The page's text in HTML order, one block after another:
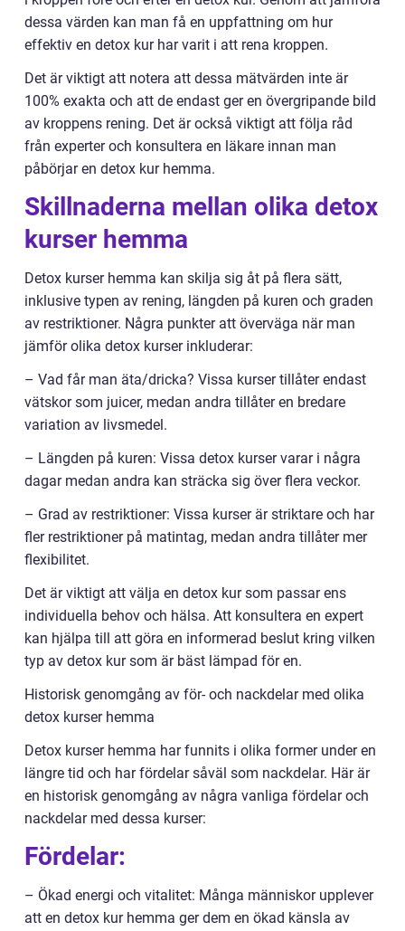
dessa värden kan man få en uppfattning om hur
effektiv en detox kur har varit i att rena kroppen.
Det är viktigt att notera att dessa mätvärden inte är
100% exakta och att de endast ger en övergripande bild
av kroppens rening. Det är också viktigt att följa råd
från experter och konsultera en läkare innan man
påbörjar en detox kur hemma.
Skillnaderna mellan olika detox
kurser hemma
Detox kurser hemma kan skilja sig åt på flera sätt,
inklusive typen av rening, längden på kuren och graden
av restriktioner. Några punkter att överväga när man
jämför olika detox kurser inkluderar:
– Vad får man äta/dricka? Vissa kurser tillåter endast
vätskor som juicer, medan andra tillåter en bredare
variation av livsmedel.
– Längden på kuren: Vissa detox kurser varar i några
dagar medan andra kan sträcka sig över flera veckor.
– Grad av restriktioner: Vissa kurser är striktare och har
fler restriktioner på matintag, medan andra tillåter mer
flexibilitet.
Det är viktigt att välja en detox kur som passar ens
individuella behov och hälsa. Att konsultera en expert
kan hjälpa till att göra en informerad beslut kring vilken
typ av detox kur som är bäst lämpad för en.
Historisk genomgång av för- och nackdelar med olika
detox kurser hemma
Detox kurser hemma har funnits i olika former under en
längre tid och har fördelar såväl som nackdelar. Här är
en historisk genomgång av några vanliga fördelar och
nackdelar med dessa kurser:
Fördelar:
– Ökad energi och vitalitet: Många människor upplever
att en detox kur hemma ger dem en ökad känsla av